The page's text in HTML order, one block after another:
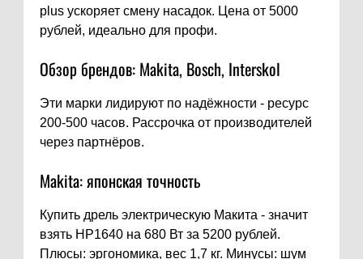
plus ускоряет смену насадок. Цена от 5000
рублей, идеально для профи.
Обзор брендов: Makita, Bosch, Interskol
Эти марки лидируют по надёжности - ресурс
200-500 часов. Рассрочка от производителей
через партнёров.
Makita: японская точность
Купить дрель электрическую Макита - значит
взять HP1640 на 680 Вт за 5200 рублей.
Плюсы: эргономика, вес 1,7 кг. Минусы: шум